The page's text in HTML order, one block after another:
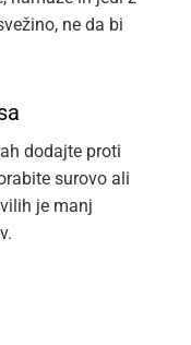
ne da bi
dodajte proti
surovo ali
je manj